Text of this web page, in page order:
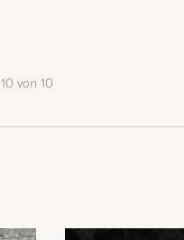
10 von 10